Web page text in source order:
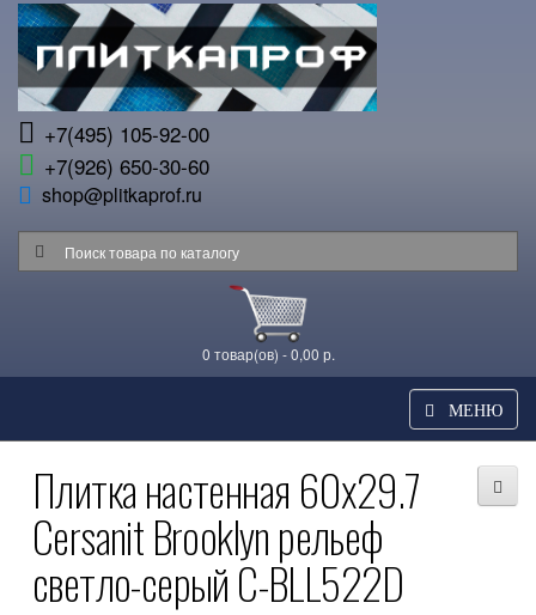
+7(495) 105-92-00
+7(926) 650-30-60
shop@plitkaprof.ru
0 товар(ов) - 0,00 р.
МЕНЮ
Плитка настенная 60x29.7
Cersanit Brooklyn рельеф
светло-серый C-BLL522D